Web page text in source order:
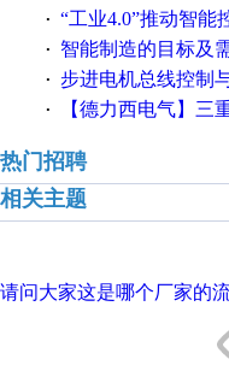
· “工业4.0”推动智能
· 智能制造的目标及需要
· 步进电机总线控制与
· 【德力西电气】三重好
热门招聘
相关主题
请问大家这是哪个厂家的